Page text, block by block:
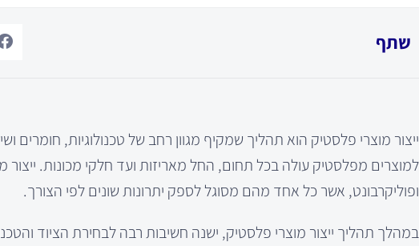
שתף
ייצור מוצרי פלסטיק הוא תהליך שמקיף מגוון רחב של טכנולוגיות,
למוצרים מפלסטיק עולה בכל תחום, החל מאריזות ועד חלקי מכונות. ייצור
ופוליקרבונט, אשר כל אחד מהם מסוגל לספק יתרונות שונים לפי הצורך.
במהלך תהליך ייצור מוצרי פלסטיק, ישנה חשיבות רבה לבחירת הציוד